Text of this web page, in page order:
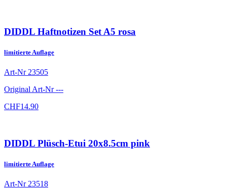
DIDDL Haftnotizen Set A5 rosa
limitierte Auflage
Art-Nr 23505
Original Art-Nr---
CHF14.90
DIDDL Plüsch-Etui 20x8.5cm pink
limitierte Auflage
Art-Nr 23518